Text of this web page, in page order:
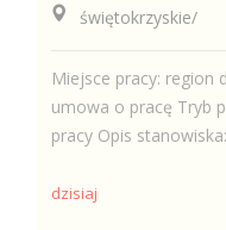
świętokrzyskie/
Miejsce pracy: region
umowa o pracę Tryb
pracy Opis
dzisiaj